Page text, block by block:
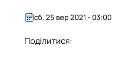
сб, 25 вер 2021 - 03:00
Поділитися: